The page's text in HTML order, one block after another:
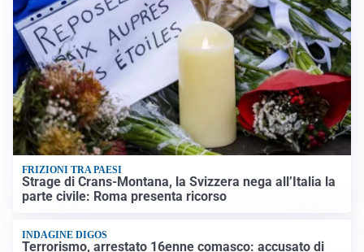
FRIZIONI TRA PAESI
Strage di Crans-Montana, la Svizzera nega all’Italia la
parte civile: Roma presenta ricorso
INDAGINE DIGOS
Terrorismo, arrestato 16enne comasco: accusato di